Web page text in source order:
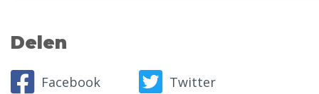
Delen
Facebook
Twitter